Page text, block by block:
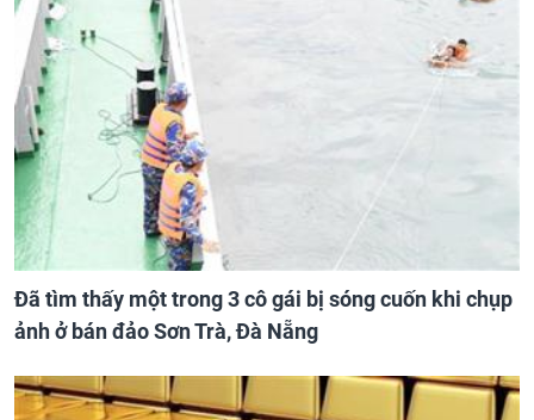
Đã tìm thấy một trong 3 cô gái bị sóng cuốn khi chụp
ảnh ở bán đảo Sơn Trà, Đà Nẵng